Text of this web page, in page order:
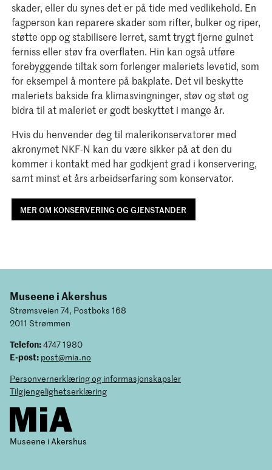
skader, eller du synes det er på tide med vedlikehold. En
fagperson kan reparere skader som rifter, bulker og riper,
støtte opp og stabilisere lerret, samt trygt fjerne gulnet
ferniss eller støv fra overflaten. Hin kan også utføre
forebyggende tiltak som forlenger maleriets levetid, som
for eksempel å montere på bakplate. Det vil beskytte
maleriets bakside fra klimasvingninger, støv og støt og
bidra til at maleriet er godt beskyttet i mange år.
Hvis du henvender deg til malerikonservatorer med
akronymet NKF-N kan du være sikker på at den du
kommer i kontakt med har godkjent grad i konservering,
samt minst et års arbeidserfaring som konservator.
MER OM KONSERVERING OG GJENSTANDER
Museene i Akershus
Strømsveien 74, Postboks 168
2011 Strømmen
Telefon:4747 1980
E-post: post@mia.no
Personvernerklæring og informasjonskapsler
Tilgjengelighetserklæring
Museene i Akershus